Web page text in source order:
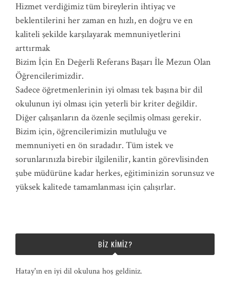
Hizmet verdiğimiz tüm bireylerin ihtiyaç ve
beklentilerini her zaman en hızlı, en doğru ve en
kaliteli şekilde karşılayarak memnuniyetlerini
arttırmak
Bizim İçin En Değerli Referans Başarı İle Mezun Olan
Öğrencilerimizdir.
Sadece öğretmenlerinin iyi olması tek başına bir dil
okulunun iyi olması için yeterli bir kriter değildir.
Diğer çalışanların da özenle seçilmiş olması gerekir.
Bizim için, öğrencilerimizin mutluluğu ve
memnuniyeti en ön sıradadır. Tüm istek ve
sorunlarınızla birebir ilgilenilir, kantin görevlisinden
şube müdürüne kadar herkes, eğitiminizin sorunsuz ve
yüksek kalitede tamamlanması için çalışırlar.
BIZ KIMIZ?
Hatay'ın en iyi dil okuluna hoş geldiniz.